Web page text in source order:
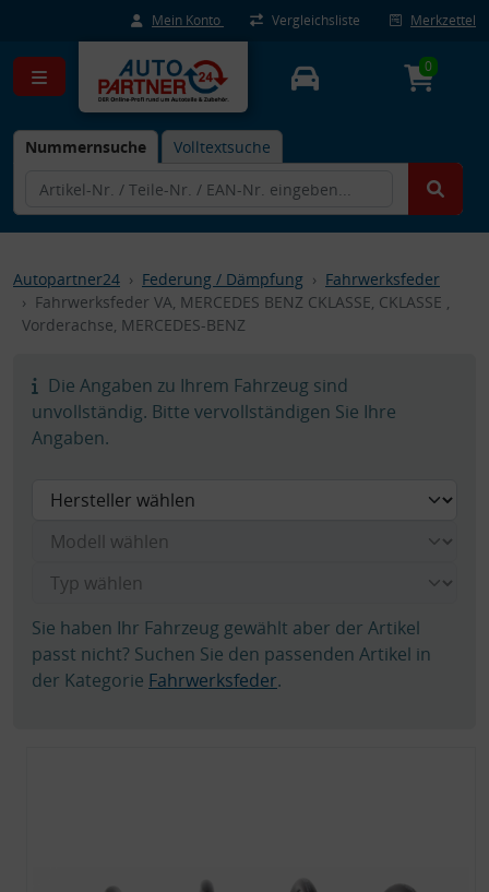
Mein Konto Vergleichsliste Merkzettel
Nummernsuche Volltextsuche
0
Autopartner24 Federung / Dämpfung
Fahrwerksfeder
Fahrwerksfeder VA, MERCEDES BENZ CKLASSE, CKLASSE ,
Vorderachse, MERCEDES-BENZ
Die Angaben zu Ihrem Fahrzeug sind
unvollständig. Bitte vervollständigen Sie Ihre
Angaben.
Sie haben Ihr Fahrzeug gewählt aber der Artikel
passt nicht? Suchen Sie den passenden Artikel in
der Kategorie Fahrwerksfeder.